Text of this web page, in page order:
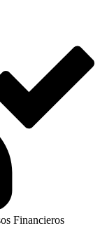
Financieros